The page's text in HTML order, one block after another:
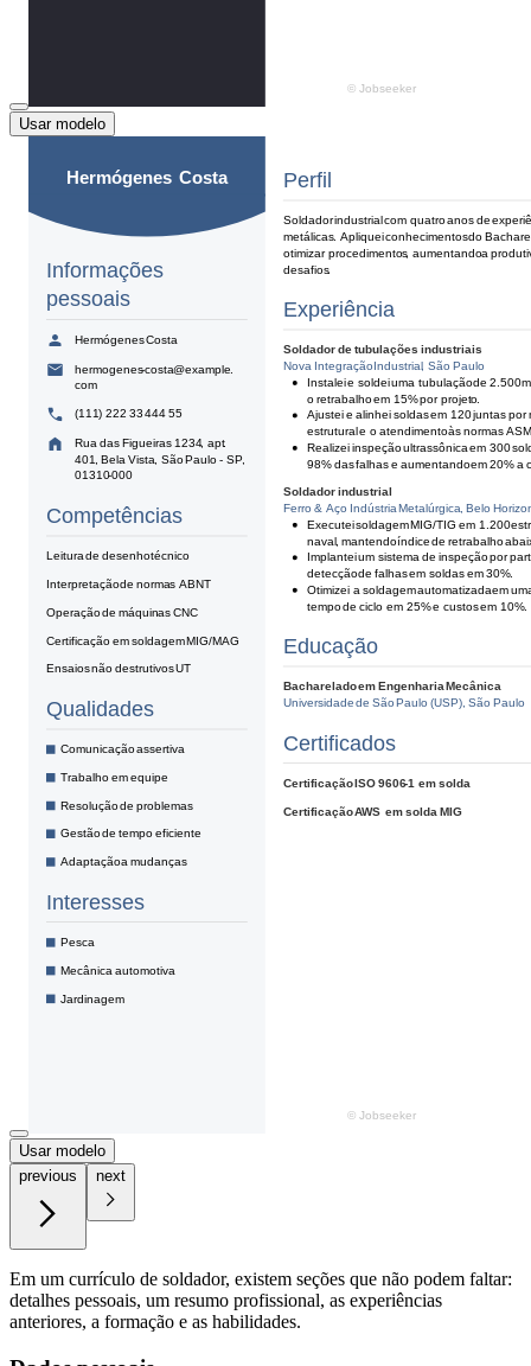
Usar modelo
Usar modelo
previous
next
Em um currículo de soldador, existem seções que não podem faltar:
detalhes pessoais, um resumo profissional, as experiências
anteriores, a formação e as habilidades.